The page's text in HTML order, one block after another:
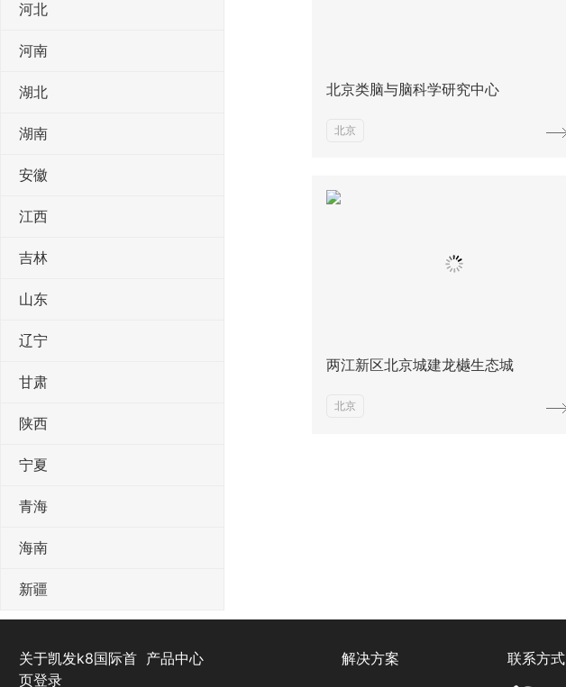
河北
河南
湖北
湖南
安徽
江西
吉林
山东
辽宁
甘肃
陕西
宁夏
青海
海南
新疆
北京类脑与脑科学研究中心
北京
两江新区北京城建龙樾生态城
北京
关于凯发k8国际首
页登录
产品中心 解决方案 联系方式